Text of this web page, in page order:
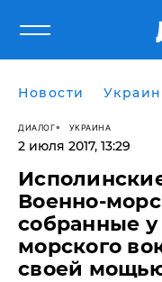
Новости
ДИАЛОГ УКРАИНА
2 июля 2017, 13:29
Военно-
собранные
морского
своей